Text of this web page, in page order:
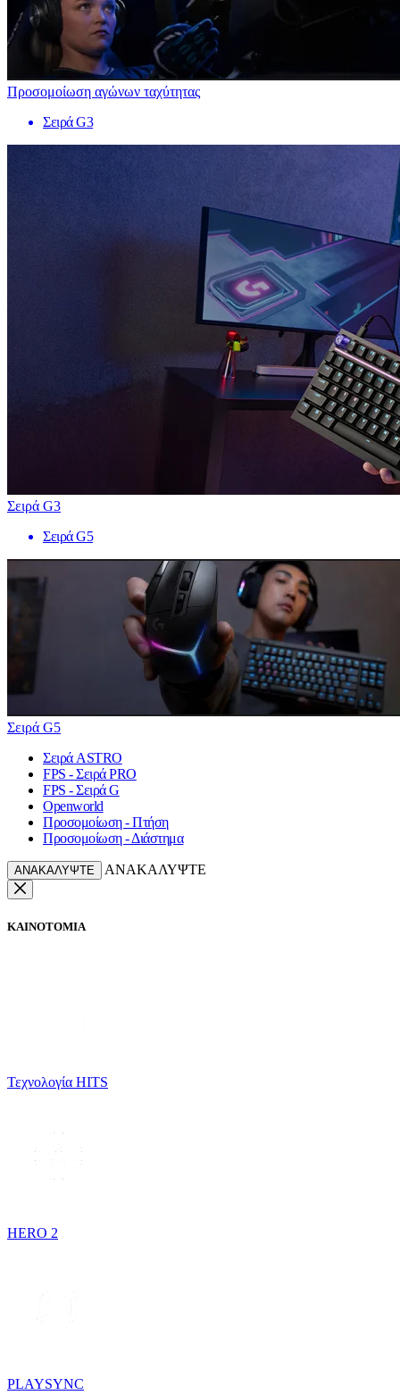
Προσομοίωση αγώνων ταχύτητας
Σειρά G3
Σειρά G3
Σειρά G5
Σειρά G5
Σειρά ASTRO
FPS - Σειρά PRO
FPS - Σειρά G
Openworld
Προσομοίωση - Πτήση
Προσομοίωση - Διάστημα
ΑΝΑΚΑΛΥΨΤΕ ΑΝΑΚΑΛΥΨΤΕ
ΚΑΙΝΟΤΟΜΙΑ
Τεχνολογία HITS
HERO 2
PLAYSYNC